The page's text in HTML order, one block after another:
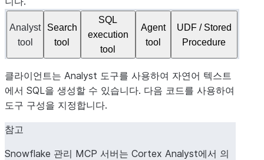
Analyst
tool
Search
tool
SQL
execution
tool
Agent
tool
UDF / Stored
Procedure
클라이언트는 Analyst 도구를 사용하여 자연어 텍스트
에서 SQL을 생성할 수 있습니다. 다음 코드를 사용하여
도구 구성을 지정합니다.
참고
Snowflake 관리 MCP 서버는 Cortex Analyst에서 의